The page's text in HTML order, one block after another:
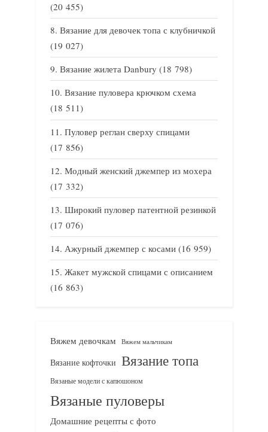
(20 455)
Вязание для девочек топа с клубничкой
(19 027)
Вязание жилета Danbury (18 798)
Вязание пуловера крючком схема
(18 511)
Пуловер реглан сверху спицами
(17 856)
Модный женский джемпер из мохера
(17 332)
Широкий пуловер патентной резинкой
(17 076)
Ажурный джемпер с косами (16 959)
Жакет мужской спицами с описанием
(16 863)
Вяжем девочкам Вяжем мальчикам
Вязание кофточки Вязание топа
Вязаные модели с капюшоном
Вязаные пуловеры
Домашние рецепты с фото